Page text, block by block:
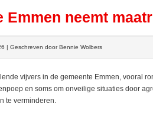
Emmen neemt
| Geschreven door Bennie Wolbers
vijvers in de gemeente Emmen, vooral
en soms om onveilige situaties door
te verminderen.